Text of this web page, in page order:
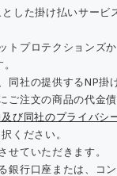
した掛け払いサービ
トプロテクションズ
同社の提供するNP掛
ご注文の商品の代金債
び同社のプライバシ
ください。
せていただきます。
銀行口座または、コ